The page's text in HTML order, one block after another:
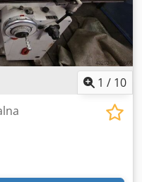
1 / 10